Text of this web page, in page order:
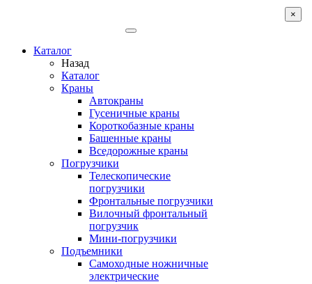
Каталог
Назад
Каталог
Краны
Автокраны
Гусеничные краны
Короткобазные краны
Башенные краны
Вcедорожные краны
Погрузчики
Телескопические
погрузчики
Фронтальные погрузчики
Вилочный фронтальный
погрузчик
Мини-погрузчики
Подъемники
Самоходные ножничные
электрические
×